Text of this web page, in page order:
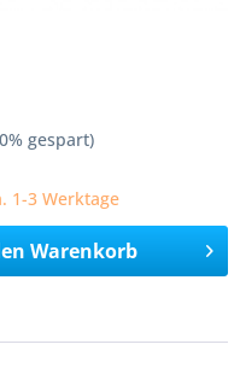
gespart)
1-3 Werktage
Warenkorb